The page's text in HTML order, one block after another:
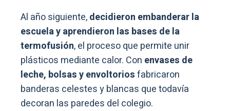
Al año siguiente,decidieron embanderar la
escuela y aprendieron las bases de la
termofusión, el proceso que permite unir
plásticos mediante calor. Con envases de
leche, bolsas y envoltoriosfabricaron
banderas celestes y blancas que todavía
decoran las paredes del colegio.